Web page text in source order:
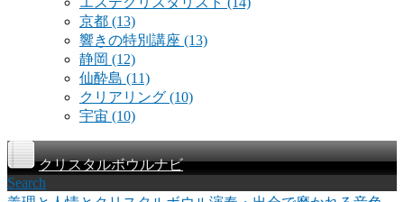
京都 (13)
響きの特別講座 (13)
静岡 (12)
仙酔島 (11)
クリアリング (10)
宇宙 (10)
クリスタルボウルナビ
Search